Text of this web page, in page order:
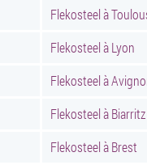
Flekosteel à
Flekosteel à Lyon
Flekosteel à
Flekosteel à Biarritz
Flekosteel à Brest